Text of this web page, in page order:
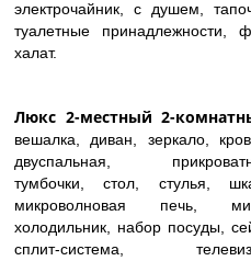
электрочайник, с душем,
туалетные принадлежности,
халат.
Люкс 2-местный 2-
вешалка, диван, зеркало,
двуспальная,
тумбочки, стол, стулья,
микроволновая печь,
холодильник, набор посуды,
сплит-система,